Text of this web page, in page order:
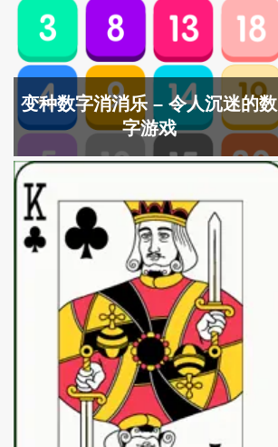
变种数字消消乐 – 令人沉迷的数
字游戏